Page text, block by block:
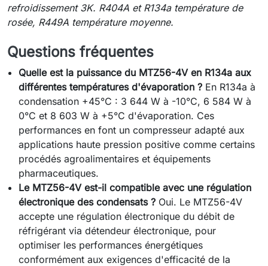
refroidissement 3K. R404A et R134a température de
rosée, R449A température moyenne.
Questions fréquentes
Quelle est la puissance du MTZ56-4V en R134a aux
différentes températures d'évaporation ? En R134a à
condensation +45°C : 3 644 W à -10°C, 6 584 W à
0°C et 8 603 W à +5°C d'évaporation. Ces
performances en font un compresseur adapté aux
applications haute pression positive comme certains
procédés agroalimentaires et équipements
pharmaceutiques.
Le MTZ56-4V est-il compatible avec une régulation
électronique des condensats ? Oui. Le MTZ56-4V
accepte une régulation électronique du débit de
réfrigérant via détendeur électronique, pour
optimiser les performances énergétiques
conformément aux exigences d'efficacité de la